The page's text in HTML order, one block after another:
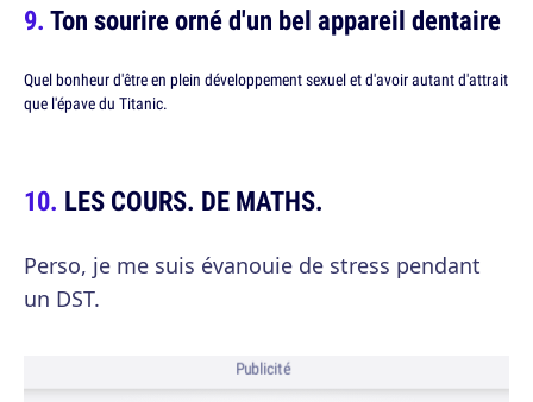
Ton sourire orné d'un bel appareil dentaire
Quel bonheur d'être en plein développement sexuel et d'avoir autant d'attrait
que l'épave du Titanic.
LES COURS. DE MATHS.
Perso, je me suis évanouie de stress pendant
un DST.
Publicité